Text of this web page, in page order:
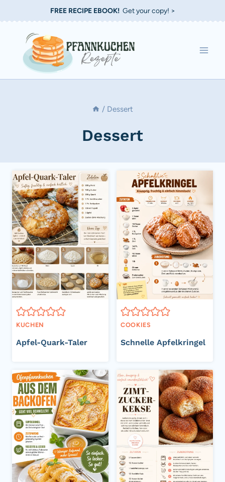
Inhalt
springen
FREE RECIPE EBOOK!Get your copy! >
/ Dessert
Dessert
KUCHEN
Apfel-Quark-Taler
COOKIES
Schnelle Apfelkringel